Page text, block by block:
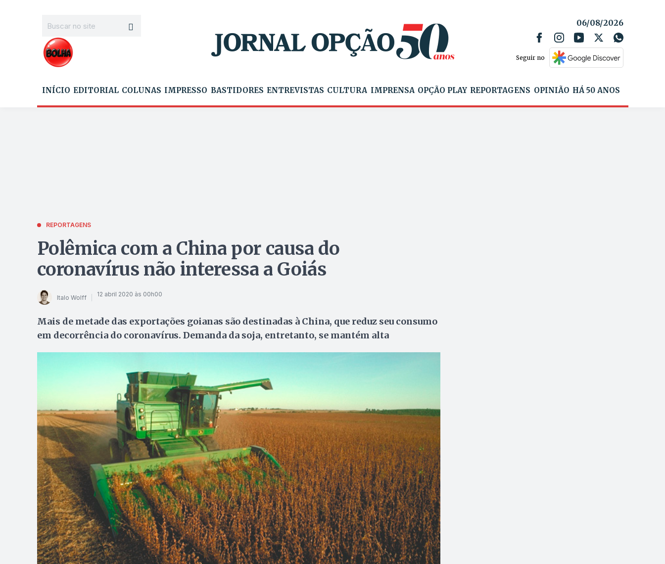
06/08/2026
Seguir no
INÍCIO EDITORIAL COLUNAS IMPRESSO BASTIDORES ENTREVISTAS CULTURA IMPRENSA OPÇÃO PLAY REPORTAGENS OPINIÃO HÁ 50 ANOS
REPORTAGENS
Polêmica com a China por causa do
coronavírus não interessa a Goiás
Italo Wolff 12 abril 2020 às 00h00
Mais de metade das exportações goianas são destinadas à China, que reduz seu consumo
em decorrência do coronavírus. Demanda da soja, entretanto, se mantém alta